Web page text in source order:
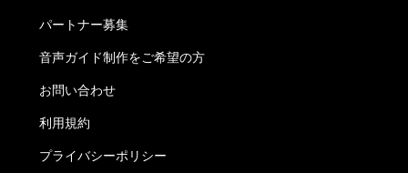
パートナー募集
音声ガイド制作をご希望の方
お問い合わせ
利用規約
プライバシーポリシー